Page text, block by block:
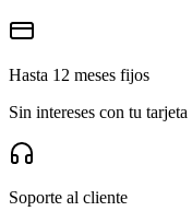
Hasta 12 meses fijos
Sin intereses con tu tarjeta
Soporte al cliente